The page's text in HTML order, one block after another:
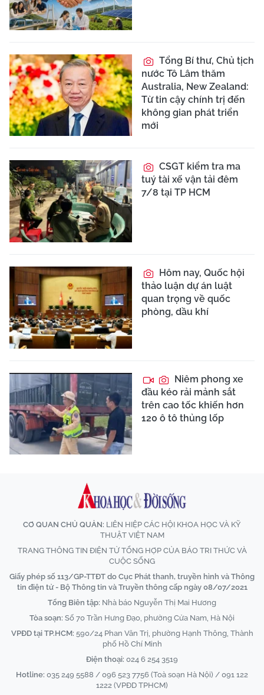
Tổng Bí thư, Chủ tịch
nước Tô Lâm thăm
Australia, New Zealand:
Từ tin cậy chính trị đến
không gian phát triển
mới
CSGT kiểm tra ma
tuý tài xế vận tải đêm
7/8 tại TP HCM
Hôm nay, Quốc hội
thảo luận dự án luật
quan trọng về quốc
phòng, dầu khí
Niêm phong xe
đầu kéo rải mảnh sắt
trên cao tốc khiến hơn
120 ô tô thủng lốp
CƠ QUAN CHỦ QUẢN: LIÊN HIỆP CÁC HỘI KHOA HỌC VÀ KỸ
THUẬT VIỆT NAM
TRANG THÔNG TIN ĐIỆN TỬ TỔNG HỢP CỦA BÁO TRI THỨC VÀ
CUỘC SỐNG
Giấy phép số 113/GP-TTĐT do Cục Phát thanh, truyền hình và Thông
tin điện tử - Bộ Thông tin và Truyền thông cấp ngày 08/07/2021
Tổng Biên tập: Nhà báo Nguyễn Thị Mai Hương
Tòa soạn: Số 70 Trần Hưng Đạo, phường Cửa Nam, Hà Nội
VPĐD tại TP.HCM: 590/24 Phan Văn Trị, phường Hạnh Thông, Thành
phố Hồ Chí Minh
Điện thoại: 024 6 254 3519
Hotline: 035 249 5588 / 096 523 7756 (Toà soạn Hà Nội) / 091 122
1222 (VPĐD TPHCM)